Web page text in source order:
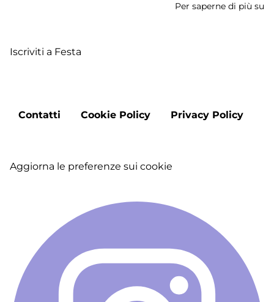
Per saperne di più su
Iscriviti a Festa
Footer
Contatti Cookie Policy Privacy Policy
Aggiorna le preferenze sui cookie